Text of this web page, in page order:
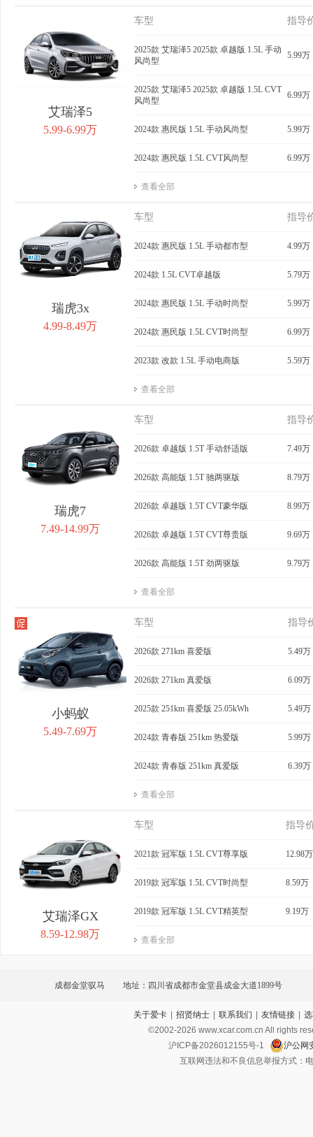
艾瑞泽5
5.99-6.99万
车型 指导
2025款 艾瑞泽5 2025款 卓越版 1.5L 手动
风尚型
5.99万
2025款 艾瑞泽5 2025款 卓越版 1.5L CVT
风尚型
6.99万
2024款 惠民版 1.5L 手动风尚型 5.99万
2024款 惠民版 1.5L CVT风尚型 6.99万
查看全部
瑞虎3x
4.99-8.49万
车型 指导
2024款 惠民版 1.5L 手动都市型 4.99万
2024款 1.5L CVT卓越版 5.79万
2024款 惠民版 1.5L 手动时尚型 5.99万
2024款 惠民版 1.5L CVT时尚型 6.99万
2023款 改款 1.5L 手动电商版 5.59万
查看全部
瑞虎7
7.49-14.99万
车型 指导
2026款 卓越版 1.5T 手动舒适版 7.49万
2026款 高能版 1.5T 驰两驱版 8.79万
2026款 卓越版 1.5T CVT豪华版 8.99万
2026款 卓越版 1.5T CVT尊贵版 9.69万
2026款 高能版 1.5T 劲两驱版 9.79万
查看全部
小蚂蚁
5.49-7.69万
车型 指导
2026款 271km 喜爱版 5.49万
2026款 271km 真爱版 6.09万
2025款 251km 喜爱版 25.05kWh 5.49万
2024款 青春版 251km 热爱版 5.99万
2024款 青春版 251km 真爱版 6.39万
查看全部
艾瑞泽GX
8.59-12.98万
车型 指导
2021款 冠军版 1.5L CVT尊享版 12.98万
2019款 冠军版 1.5L CVT时尚型 8.59万
2019款 冠军版 1.5L CVT精英型 9.19万
查看全部
成都金堂驭马 地址：四川省成都市金堂县成金大道1899号
关于爱卡 | 招贤纳士 | 联系我们 | 友情链接 |
©2002-2026 www.xcar.com.cn All rights
沪ICP备2026012155号-1
沪公网
互联网违法和不良信息举报方式：